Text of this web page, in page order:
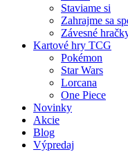
Staviame si
Zahrajme sa
Závesné
Kartové hry TCG
Pokémon
Star Wars
Lorcana
One Piece
Novinky
Akcie
Blog
Výpredaj